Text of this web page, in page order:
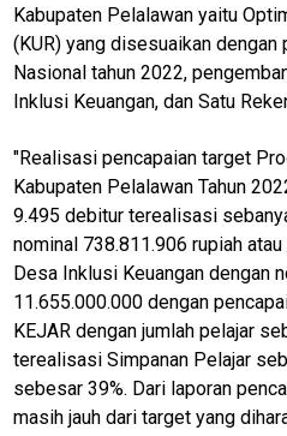
Kabupaten Pelalawan yaitu
(KUR) yang disesuaikan dengan
Nasional tahun 2022,
Inklusi Keuangan, dan Satu
"Realisasi pencapaian target
Kabupaten Pelalawan Tahun
9.495 debitur terealisasi
nominal 738.811.906 rupiah
Desa Inklusi Keuangan dengan
11.655.000.000 dengan
KEJAR dengan jumlah pelajar
terealisasi Simpanan Pelajar
sebesar 39%. Dari laporan
masih jauh dari target yang
M